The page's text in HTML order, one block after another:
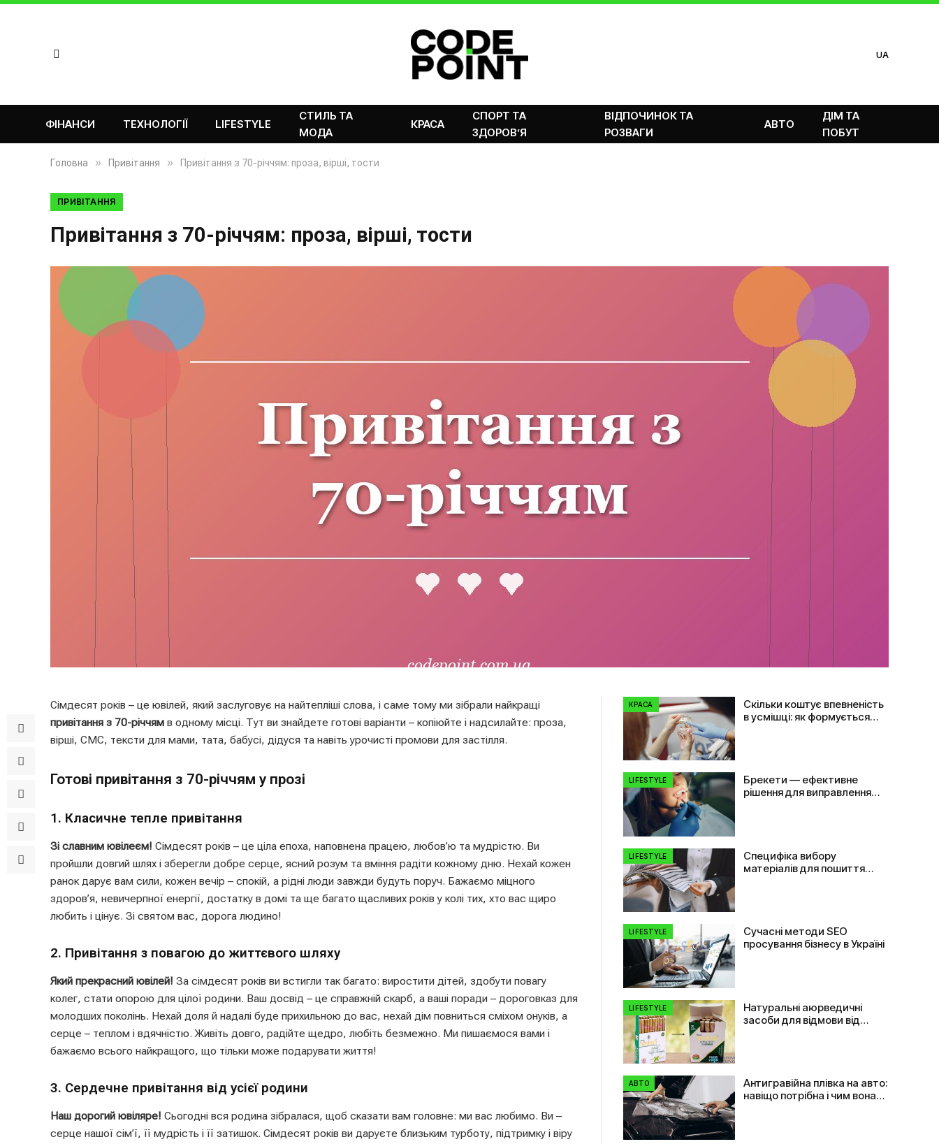
UA
ФІНАНСИ ТЕХНОЛОГІЇ LIFESTYLE
СТИЛЬ ТА
МОДА
КРАСА
СПОРТ ТА
ЗДОРОВ’Я
ВІДПОЧИНОК ТА
РОЗВАГИ
АВТО
ДІМ ТА
ПОБУТ
Головна » Привітання » Привітання з 70-річчям: проза, вірші, тости
ПРИВІТАННЯ
Привітання з 70-річчям: проза, вірші, тости
Сімдесят років – це ювілей, який заслуговує на найтепліші слова, і саме тому ми зібрали найкращі
привітання з 70-річчям в одному місці. Тут ви знайдете готові варіанти – копіюйте і надсилайте: проза,
вірші, СМС, тексти для мами, тата, бабусі, дідуся та навіть урочисті промови для застілля.
Готові привітання з 70-річчям у прозі
1. Класичне тепле привітання
Зі славним ювілеєм! Сімдесят років – це ціла епоха, наповнена працею, любов’ю та мудрістю. Ви
пройшли довгий шлях і зберегли добре серце, ясний розум та вміння радіти кожному дню. Нехай кожен
ранок дарує вам сили, кожен вечір – спокій, а рідні люди завжди будуть поруч. Бажаємо міцного
здоров’я, невичерпної енергії, достатку в домі та ще багато щасливих років у колі тих, хто вас щиро
любить і цінує. Зі святом вас, дорога людино!
2. Привітання з повагою до життєвого шляху
Який прекрасний ювілей! За сімдесят років ви встигли так багато: виростити дітей, здобути повагу
колег, стати опорою для цілої родини. Ваш досвід – це справжній скарб, а ваші поради – дороговказ для
молодших поколінь. Нехай доля й надалі буде прихильною до вас, нехай дім повниться сміхом онуків, а
серце – теплом і вдячністю. Живіть довго, радійте щедро, любіть безмежно. Ми пишаємося вами і
бажаємо всього найкращого, що тільки може подарувати життя!
3. Сердечне привітання від усієї родини
Наш дорогий ювіляре! Сьогодні вся родина зібралася, щоб сказати вам головне: ми вас любимо. Ви –
серце нашої сім’ї, її мудрість і її затишок. Сімдесят років ви даруєте близьким турботу, підтримку і віру
КРАСА
Скільки коштує впевненість
в усмішці: як формується
LIFESTYLE
Брекети — ефективне
рішення для виправлення
LIFESTYLE
Специфіка вибору
матеріалів для пошиття
LIFESTYLE
Сучасні методи SEO
просування бізнесу в Україні
LIFESTYLE
Натуральні аюрведичні
засоби для відмови від
АВТО
Антигравійна плівка на авто:
навіщо потрібна і чим вона